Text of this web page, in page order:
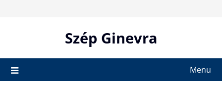
Szép Ginevra
Menu